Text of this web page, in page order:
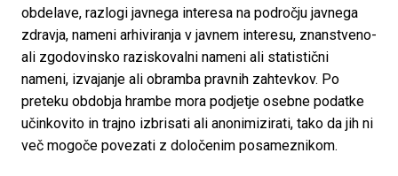
obdelave, razlogi javnega interesa na področju javnega
zdravja, nameni arhiviranja v javnem interesu, znanstveno-
ali zgodovinsko raziskovalni nameni ali statistični
nameni, izvajanje ali obramba pravnih zahtevkov. Po
preteku obdobja hrambe mora podjetje osebne podatke
učinkovito in trajno izbrisati ali anonimizirati, tako da jih ni
več mogoče povezati z določenim posameznikom.